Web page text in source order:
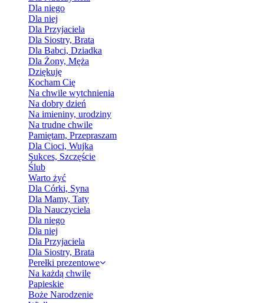
Dla niego
Dla niej
Dla Przyjaciela
Dla Siostry, Brata
Dla Babci, Dziadka
Dla Żony, Męża
Dziękuję
Kocham Cię
Na chwile wytchnienia
Na dobry dzień
Na imieniny, urodziny
Na trudne chwile
Pamiętam, Przepraszam
Dla Cioci, Wujka
Sukces, Szczęście
Ślub
Warto żyć
Dla Córki, Syna
Dla Mamy, Taty
Dla Nauczyciela
Dla niego
Dla niej
Dla Przyjaciela
Dla Siostry, Brata
Perełki prezentowe
Na każdą chwilę
Papieskie
Boże Narodzenie